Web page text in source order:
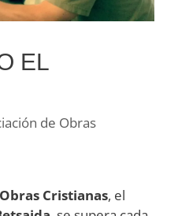
EL
de Obras
Cristianas, el